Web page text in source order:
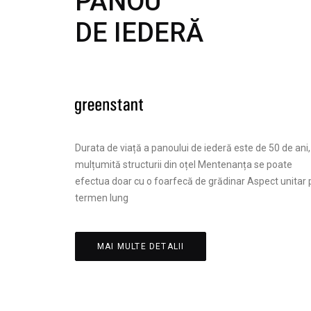
DE IEDERĂ
Durata de viață a panoului de iederă este de 50 de ani,
mulțumită structurii din oțel Mentenanța se poate
efectua doar cu o foarfecă de grădinar Aspect unitar
termen lung
MAI MULTE DETALII